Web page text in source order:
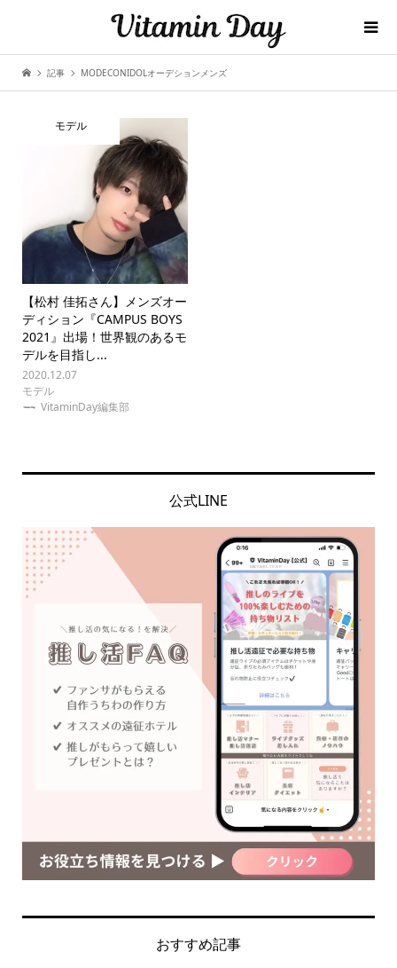
記事 MODECONIDOLオーデションメンズ
モデル
【松村 佳拓さん】メンズオー
ディション『CAMPUS BOYS
2021』出場！世界観のあるモ
デルを目指し...
2020.12.07
モデル
VitaminDay編集部
公式LINE
おすすめ記事